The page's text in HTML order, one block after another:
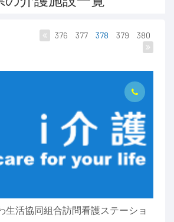
376 377 378 379 380
生活協同組合訪問看護ステーショ